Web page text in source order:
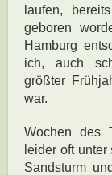
laufen,
geboren
Hamburg
ich, auch
größter
war.
Wochen des
leider oft
Sandsturm